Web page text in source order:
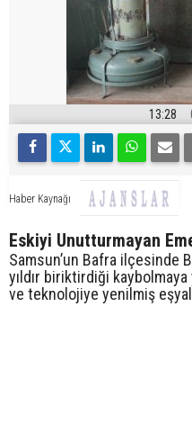
13:28
Haber Kaynağı
Eskiyi Unutturmayan
Samsun’un Bafra ilçesinde
yıldır biriktirdiği
ve teknolojiye yenilmiş